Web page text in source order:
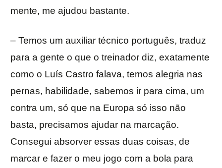
mente, me ajudou bastante.
– Temos um auxiliar técnico português, traduz
para a gente o que o treinador diz, exatamente
como o Luís Castro falava, temos alegria nas
pernas, habilidade, sabemos ir para cima, um
contra um, só que na Europa só isso não
basta, precisamos ajudar na marcação.
Consegui absorver essas duas coisas, de
marcar e fazer o meu jogo com a bola para